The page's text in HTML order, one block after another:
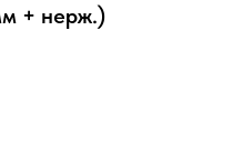
+ нерж.)